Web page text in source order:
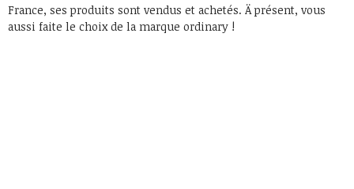
France, ses produits sont vendus et achetés. Ä présent, vous
aussi faite le choix de la marque ordinary !